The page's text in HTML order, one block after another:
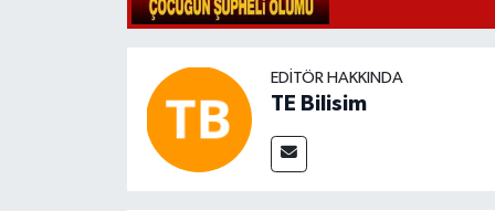
EDITÖR HAKKINDA
TE Bilisim